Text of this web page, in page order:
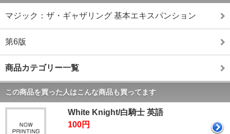
マジック：ザ・ギャザリング 基本エキスパンション
第6版
商品カテゴリー一覧
この商品を買った人はこんな商品も買ってます
White Knight/白騎士 英語
100円